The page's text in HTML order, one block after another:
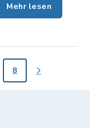
Mehr lesen
8